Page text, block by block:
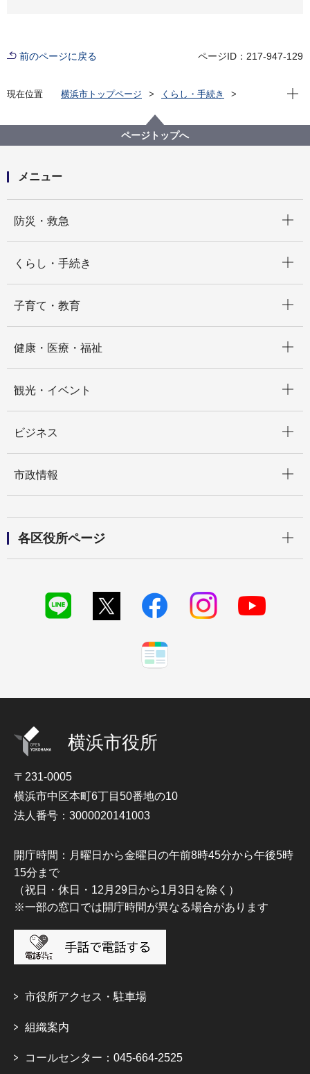
前のページに戻る ページID：217-947-129
現在位置 横浜市トップページ
くらし・手続き
人にやさしい道づくり
横浜市の道路のバリアフリー事業
道路特定事業計画について
現在
ページトップへ
メニュー
防災・救急
くらし・手続き
子育て・教育
健康・医療・福祉
観光・イベント
ビジネス
市政情報
各区役所ページ
横浜市役所
〒231-0005
横浜市中区本町6丁目50番地の10
法人番号：3000020141003
開庁時間：月曜日から金曜日の午前8時45分から午後5時
15分まで
（祝日・休日・12月29日から1月3日を除く）
※一部の窓口では開庁時間が異なる場合があります
市役所アクセス・駐車場
組織案内
コールセンター：045-664-2525